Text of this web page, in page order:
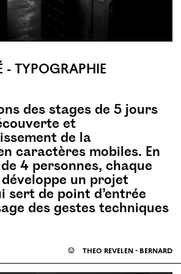
- TYPOGRAPHIE
des stages de 5 jours
et
de la
caractères mobiles. En
4 personnes, chaque
un projet
sert de point d’entrée
des gestes techniques
☺ théo revelen - bernard